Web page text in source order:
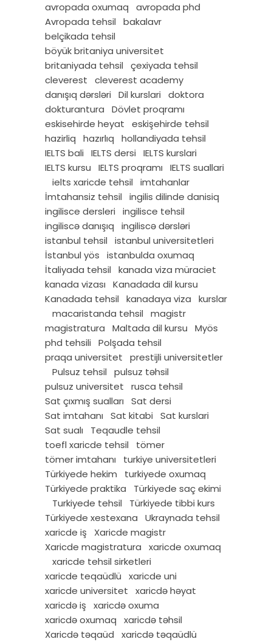
avropada oxumaq
avropada phd
Avropada tehsil
bakalavr
belçikada tehsil
böyük britaniya universitet
britaniyada tehsil
çexiyada tehsil
cleverest
cleverest academy
danışıq dərsləri
Dil kurslari
doktora
dokturantura
Dövlet proqramı
eskisehirde heyat
eskişehirde tehsil
hazirliq
hazırlıq
hollandiyada tehsil
IELTS bali
IELTS dersi
IELTS kurslari
IELTS kursu
IELTS proqramı
IELTS suallari
ielts xaricde tehsil
imtahanlar
İmtahansiz tehsil
ingilis dilinde danisiq
ingilisce dersleri
ingilisce tehsil
ingiliscə danışıq
ingiliscə dərsləri
istanbul tehsil
istanbul universitetleri
İstanbul yös
istanbulda oxumaq
İtaliyada tehsil
kanada viza müraciet
kanada vizası
Kanadada dil kursu
Kanadada tehsil
kanadaya viza
kurslar
macaristanda tehsil
magistr
magistratura
Maltada dil kursu
Myös
phd tehsili
Polşada tehsil
praqa universitet
prestijli universitetler
Pulsuz tehsil
pulsuz təhsil
pulsuz universitet
rusca tehsil
Sat çıxmış sualları
Sat dersi
Sat imtahanı
Sat kitabi
Sat kurslari
Sat sualı
Teqaudle tehsil
toefl xaricde tehsil
tömer
tömer imtahanı
turkiye universitetleri
Türkiyede hekim
turkiyede oxumaq
Türkiyede praktika
Türkiyede saç ekimi
Turkiyede tehsil
Türkiyede tibbi kurs
Türkiyede xestexana
Ukraynada tehsil
xaricde iş
Xaricde magistr
Xaricde magistratura
xaricde oxumaq
xaricde tehsil sirketleri
xaricde teqaüdlü
xaricde uni
xaricde universitet
xaricdə həyat
xaricdə iş
xaricdə oxuma
xaricdə oxumaq
xaricdə təhsil
Xaricdə təqaüd
xaricdə təqaüdlü